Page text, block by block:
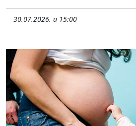
30.07.2026. u 15:00